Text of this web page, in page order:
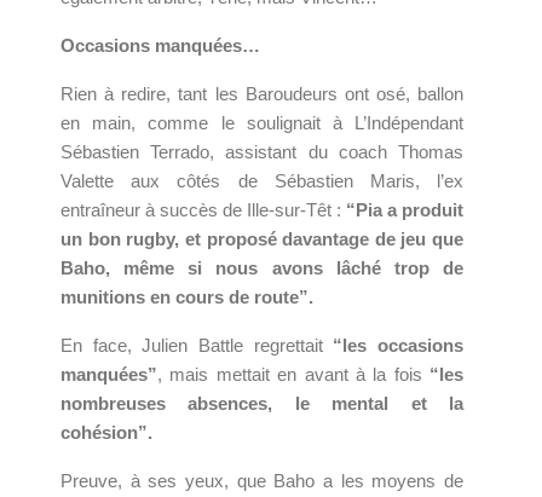
Occasions manquées…
Rien à redire, tant les Baroudeurs ont osé, ballon
en main, comme le soulignait à L’Indépendant
Sébastien Terrado, assistant du coach Thomas
Valette aux côtés de Sébastien Maris, l’ex
entraîneur à succès de Ille-sur-Têt : “Pia a produit
un bon rugby, et proposé davantage de jeu que
Baho, même si nous avons lâché trop de
munitions en cours de route”.
En face, Julien Battle regrettait “les occasions
manquées”, mais mettait en avant à la fois “les
nombreuses absences, le mental et la
cohésion”.
Preuve, à ses yeux, que Baho a les moyens de